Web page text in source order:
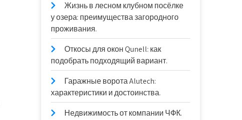
Жизнь в лесном клубном посёлке
у озера: преимущества загородного
проживания.
Откосы для окон Qunell: как
подобрать подходящий вариант.
Гаражные ворота Alutech:
характеристики и достоинства.
Недвижимость от компании ЧФК.